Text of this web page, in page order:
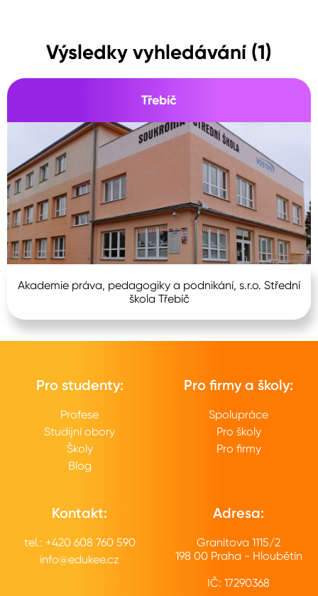
Výsledky vyhledávání (1)
Třebíč
Akademie práva, pedagogiky a podnikání, s.r.o. Střední
škola Třebíč
Pro studenty:
Profese
Studijní obory
Školy
Blog
Pro firmy a školy:
Spolupráce
Pro školy
Pro firmy
Kontakt:
tel.: +420 608 760 590
info@edukee.cz
Adresa:
Granitova 1115/2
198 00 Praha - Hloubětín
IČ: 17290368